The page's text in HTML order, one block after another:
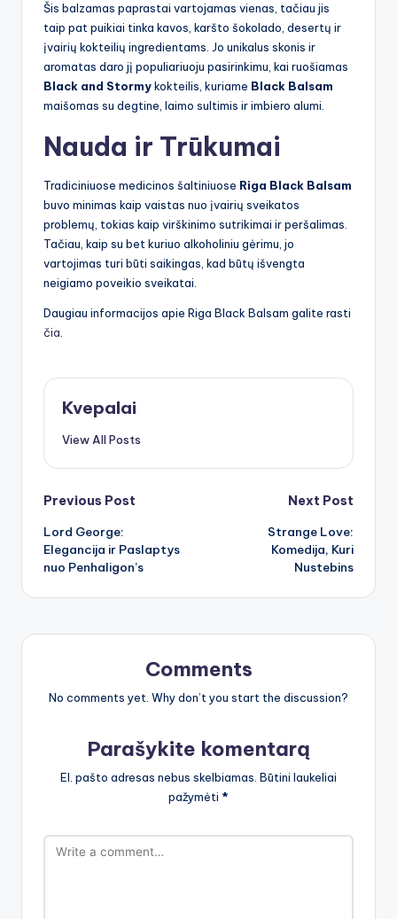
Šis balzamas paprastai vartojamas vienas, tačiau jis
taip pat puikiai tinka kavos, karšto šokolado, desertų ir
įvairių kokteilių ingredientams. Jo unikalus skonis ir
aromatas daro jį populiariuoju pasirinkimu, kai ruošiamas
Black and Stormykokteilis, kuriame Black Balsam
maišomas su degtine, laimo sultimis ir imbiero alumi.
Nauda ir Trūkumai
Tradiciniuose medicinos šaltiniuose Riga Black Balsam
buvo minimas kaip vaistas nuo įvairių sveikatos
problemų, tokias kaip virškinimo sutrikimai ir peršalimas.
Tačiau, kaip su bet kuriuo alkoholiniu gėrimu, jo
vartojimas turi būti saikingas, kad būtų išvengta
neigiamo poveikio sveikatai.
Daugiau informacijos apie Riga Black Balsam galite rasti
čia
Kvepalai
View All Posts
Post
navigation
Previous Post
Lord George:
Elegancija ir Paslaptys
nuo Penhaligon’s
Next Post
Strange Love:
Komedija, Kuri
Nustebins
Comments
No comments yet. Why don’t you start the discussion?
Parašykite komentarą
El. pašto adresas nebus skelbiamas. Būtini laukeliai
pažymėti *